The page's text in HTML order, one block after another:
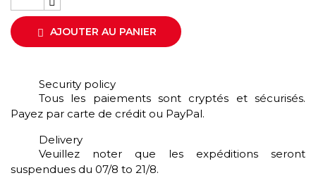
 AJOUTER AU PANIER
Security policy
Tous les paiements sont cryptés et sécurisés.
Payez par carte de crédit ou PayPal.
Delivery
Veuillez noter que les expéditions seront
suspendues du 07/8 to 21/8.